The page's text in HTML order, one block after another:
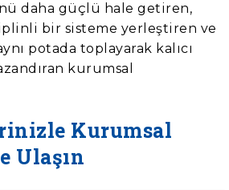
daha güçlü hale getiren,
bir sisteme yerleştiren ve
potada toplayarak kalıcı
kurumsal
Kurumsal
Ulaşın